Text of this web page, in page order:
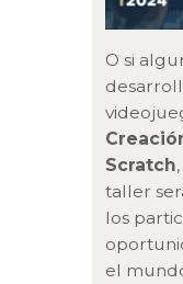
O si
Scratch
taller
los
el